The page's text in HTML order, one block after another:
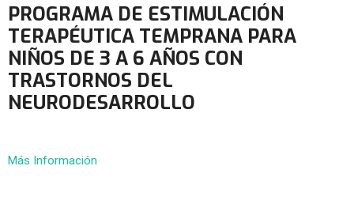
PROGRAMA DE ESTIMULACIÓN
TERAPÉUTICA TEMPRANA PARA
NIÑOS DE 3 A 6 AÑOS CON
TRASTORNOS DEL
NEURODESARROLLO
Más Información